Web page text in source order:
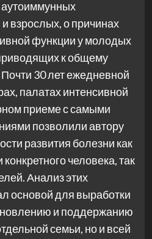
взрослых, о причинах
функции у молодых
к общему
30 лет ежедневной
палатах интенсивной
приеме с самыми
позволили автору
развития болезни как
человека, так
Анализ этих
основой для выработки
и поддержанию
семьи, но и всей